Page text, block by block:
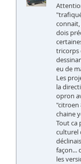
connait,
dois
tricorps
eu de
Les
la
opron
"citroen
chaine
Tout ca
culturel
façon...
les